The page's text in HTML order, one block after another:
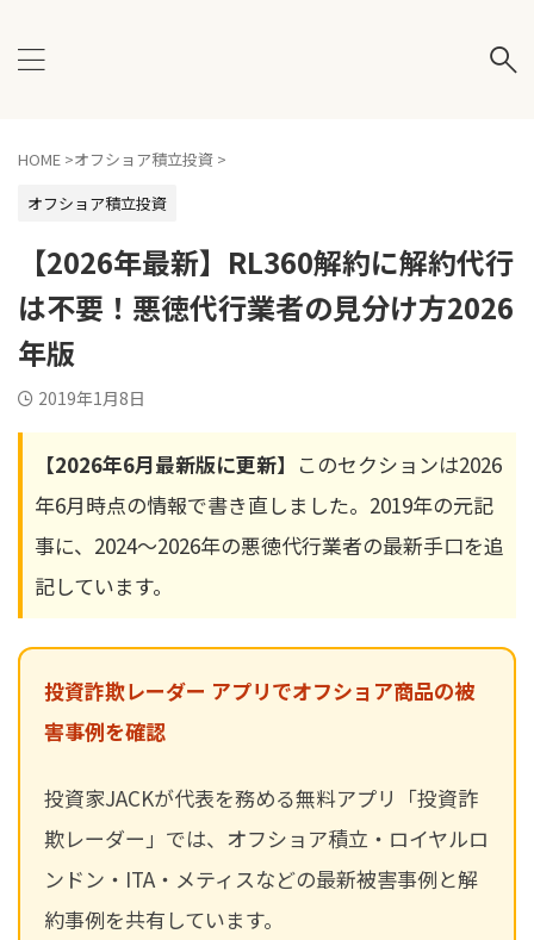
HOME >オフショア積立投資 >
オフショア積立投資
【2026年最新】RL360解約に解約代行
は不要！悪徳代行業者の見分け方2026
年版
2019年1月8日
【2026年6月最新版に更新】 このセクションは2026
年6月時点の情報で書き直しました。2019年の元記
事に、2024〜2026年の悪徳代行業者の最新手口を追
記しています。
投資詐欺レーダー アプリでオフショア商品の被
害事例を確認
投資家JACKが代表を務める無料アプリ「投資詐
欺レーダー」では、オフショア積立・ロイヤルロ
ンドン・ITA・メティスなどの最新被害事例と解
約事例を共有しています。